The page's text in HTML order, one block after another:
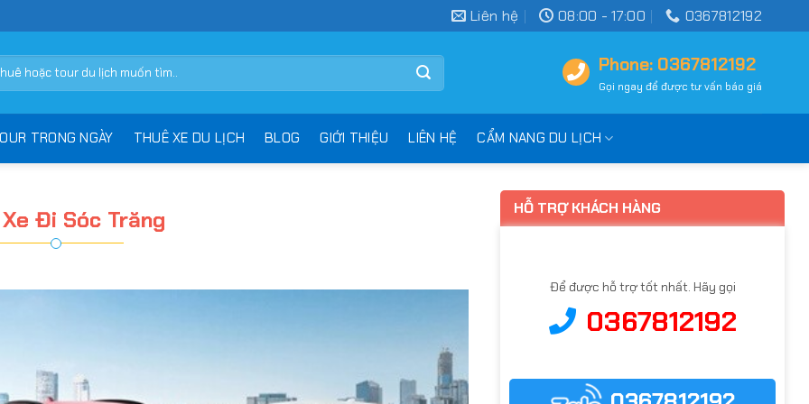
Liên hệ 08:00 - 17:00 0367812192
Phone: 0367812192
Gọi ngay để được tư vấn báo giá
TRONG NGÀY THUÊ XE DU LỊCH BLOG GIỚI THIỆU LIÊN HỆ CẨM NANG DU LỊCH
Đi Sóc Trăng HỖ TRỢ KHÁCH HÀNG
Để được hỗ trợ tốt nhất. Hãy gọi
0367812192